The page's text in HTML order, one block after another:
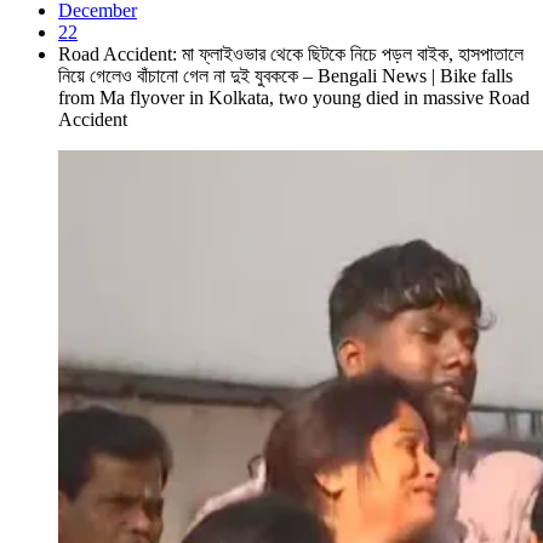
December
22
Road Accident: মা ফ্লাইওভার থেকে ছিটকে নিচে পড়ল বাইক, হাসপাতালে
নিয়ে গেলেও বাঁচানো গেল না দুই যুবককে – Bengali News | Bike falls
from Ma flyover in Kolkata, two young died in massive Road
Accident